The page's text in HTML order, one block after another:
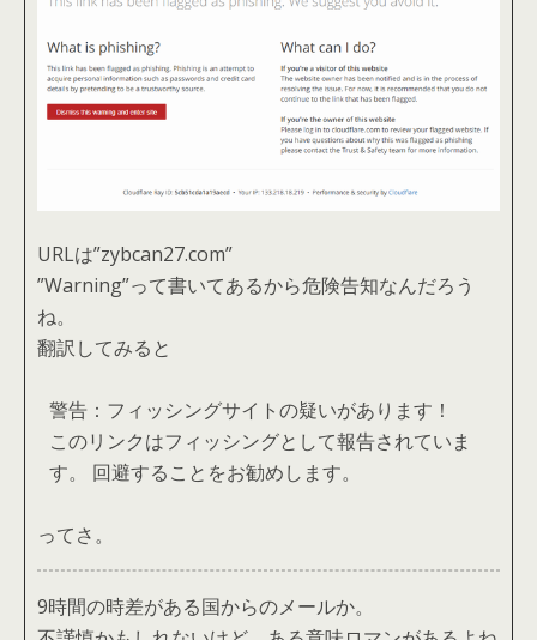
URLは”zybcan27.com”
”Warning”って書いてあるから危険告知なんだろう
ね。
翻訳してみると
警告：フィッシングサイトの疑いがあります！
このリンクはフィッシングとして報告されていま
す。 回避することをお勧めします。
ってさ。
9時間の時差がある国からのメールか。